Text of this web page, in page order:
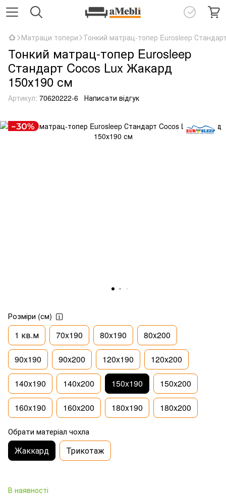
Матраци топери Тонкий матрац-топер Eurosleep
Тонкий матрац-топер Eurosleep
Стандарт Cocos Lux Жакард
150х190 см
Артикул: 70620222-6 Написати відгук
Розміри (см)
1 кв.м 70x190 80x190 80x200
90x190 90x200 120x190 120x200
140x190 140x200 150x190 150x200
160x190 160x200 180x190 180x200
Обрати матеріал чохла
Жаккард Трикотаж
В наявності